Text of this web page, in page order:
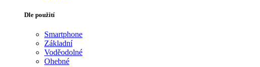
Dle použití
Smartphone
Základní
Voděodolné
Ohebné